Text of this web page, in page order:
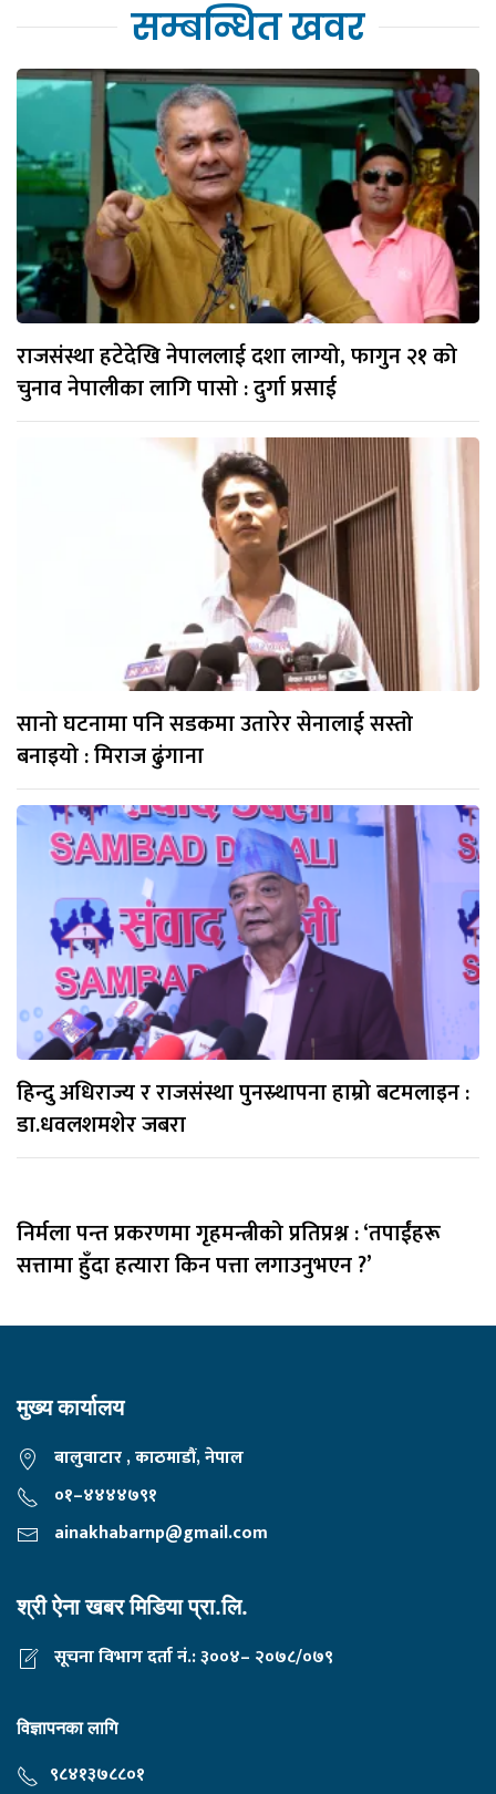
सम्बन्धित खवर
राजसंस्था हटेदेखि नेपाललाई दशा लाग्यो, फागुन २१ को
चुनाव नेपालीका लागि पासो : दुर्गा प्रसाई
सानो घटनामा पनि सडकमा उतारेर सेनालाई सस्तो
बनाइयो : मिराज ढुंगाना
हिन्दु अधिराज्य र राजसंस्था पुनस्र्थापना हाम्रो बटमलाइन :
डा.धवलशमशेर जबरा
निर्मला पन्त प्रकरणमा गृहमन्त्रीको प्रतिप्रश्न : ‘तपाईंहरू
सत्तामा हुँदा हत्यारा किन पत्ता लगाउनुभएन ?’
मुख्य कार्यालय
बालुवाटार , काठमाडौं, नेपाल
०१–४४४४७९१
ainakhabarnp@gmail.com
श्री ऐना खबर मिडिया प्रा.लि.
सूचना विभाग दर्ता नं.: ३००४– २०७८/०७९
विज्ञापनका लागि
९८४१३७८८०१